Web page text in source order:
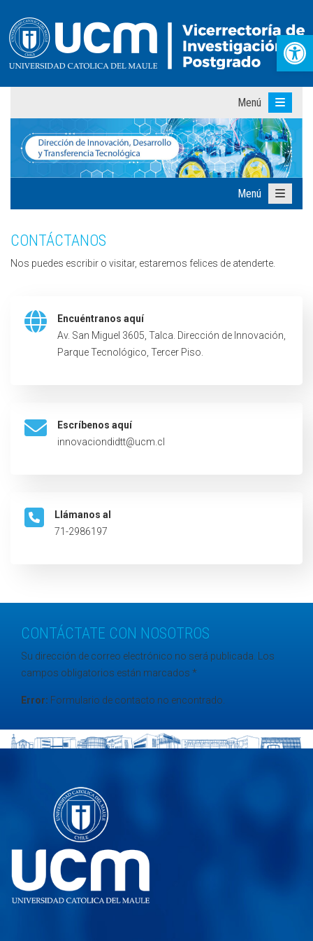
Menú
Menú
CONTÁCTANOS
Nos puedes escribir o visitar, estaremos felices de atenderte.
Encuéntranos aquí
Av. San Miguel 3605, Talca. Dirección de Innovación,
Parque Tecnológico, Tercer Piso.
Escríbenos aquí
innovaciondidtt@ucm.cl
Llámanos al
71-2986197
CONTÁCTATE CON NOSOTROS
Su dirección de correo electrónico no será publicada. Los
campos obligatorios están marcados *
Error: Formulario de contacto no encontrado.